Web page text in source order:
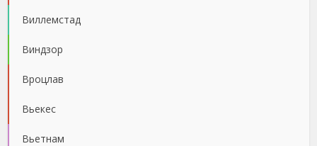
Виллемстад
Виндзор
Вроцлав
Вьекес
Вьетнам